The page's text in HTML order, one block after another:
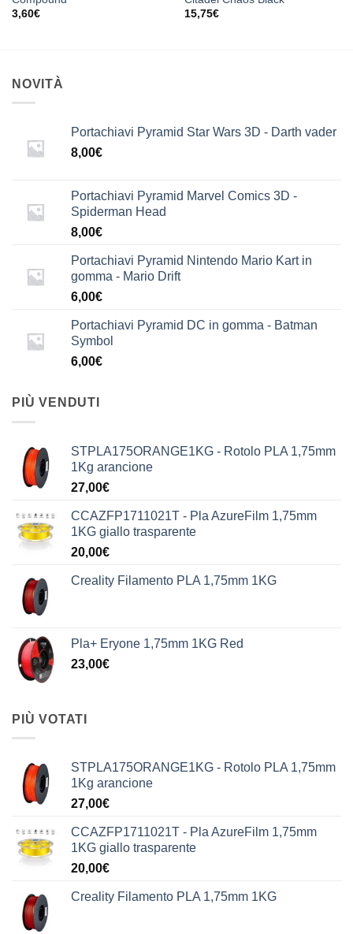
3,60€
15,75€
NOVITÀ
Portachiavi Pyramid Star Wars 3D - Darth vader
8,00€
Portachiavi Pyramid Marvel Comics 3D -
Spiderman Head
8,00€
Portachiavi Pyramid Nintendo Mario Kart in
gomma - Mario Drift
6,00€
Portachiavi Pyramid DC in gomma - Batman
Symbol
6,00€
PIÙ VENDUTI
STPLA175ORANGE1KG - Rotolo PLA 1,75mm
1Kg arancione
27,00€
CCAZFP1711021T - Pla AzureFilm 1,75mm
1KG giallo trasparente
20,00€
Creality Filamento PLA 1,75mm 1KG
Pla+ Eryone 1,75mm 1KG Red
23,00€
PIÙ VOTATI
STPLA175ORANGE1KG - Rotolo PLA 1,75mm
1Kg arancione
27,00€
CCAZFP1711021T - Pla AzureFilm 1,75mm
1KG giallo trasparente
20,00€
Creality Filamento PLA 1,75mm 1KG